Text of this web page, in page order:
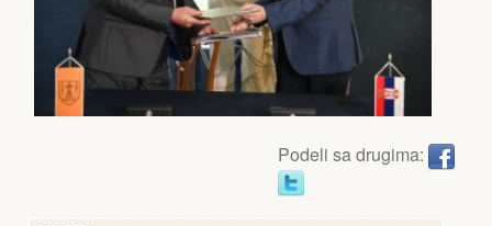
Podeli sa drugima: